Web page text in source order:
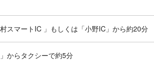
スマートIC 」もしくは「小野IC」から約20分
からタクシーで約5分